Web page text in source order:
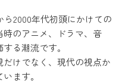
2000年代初頭にかけての
のアニメ、ドラマ、音
る潮流です。
けでなく、現代の視点か
ます。